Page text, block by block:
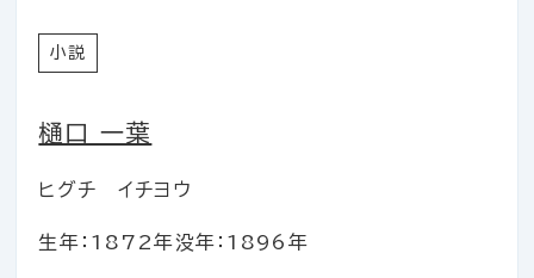
小説
樋口 一葉
ヒグチ イチヨウ
生年：1872年没年：1896年